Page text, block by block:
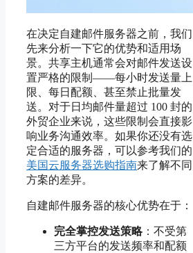
在决定自建邮件服务器之前，我们
先来分析一下它的优势和适用场
景。共享主机通常会对邮件发送设
置严格的限制——每小时发送量上
限、每日配额、甚至禁止批量发
送。对于日均邮件量超过 100 封的
外贸企业来说，这些限制会直接影
响业务沟通效率。如果你还没有选
定合适的服务器，可以参考我们的
美国云服务器选购指南来了解不同
方案的差异。
自建邮件服务器的核心优势在于：
完全掌控发送策略：不受第
三方平台的发送频率和配额